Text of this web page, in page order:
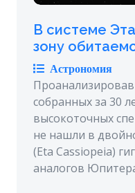
В системе
зону
Астрономия
собранных за 30
высокоточных
не нашли в
(Eta Cassiopeia)
аналогов